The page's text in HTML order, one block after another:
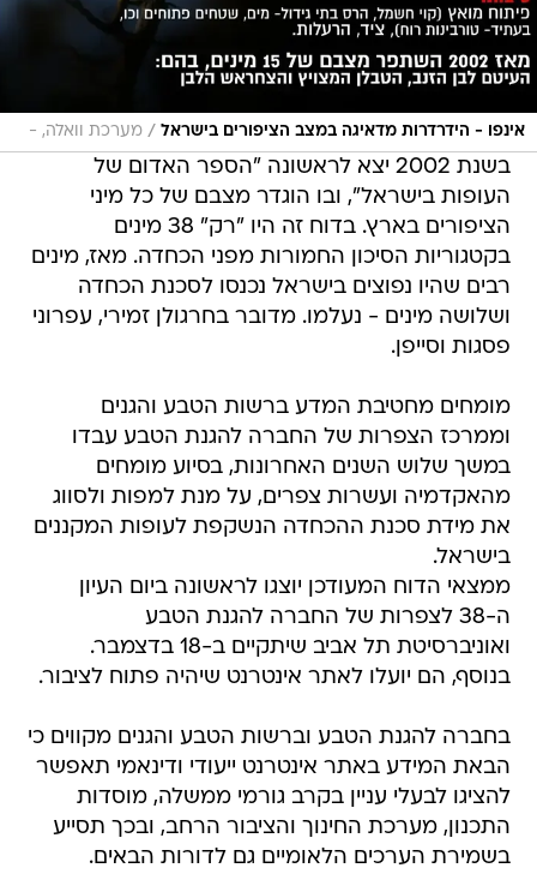
אינפו - הידרדרות מדאיגה במצב הציפורים בישראל
העופות בישראל", ובו הוגדר מצבם של כל מיני
הציפורים בארץ. בדוח זה היו "רק" 38 מינים
בקטגוריות הסיכון החמורות מפני הכחדה. מאז, מינים
רבים שהיו נפוצים בישראל נכנסו לסכנת הכחדה
ושלושה מינים - נעלמו. מדובר בחרגולן זמירי, עפרוני
פסגות וסייפן.
מומחים מחטיבת המדע ברשות הטבע והגנים
במשך שלוש השנים האחרונות, בסיוע מומחים
מהאקדמיה ועשרות צפרים, על מנת למפות ולסווג
את מידת סכנת ההכחדה הנשקפת לעופות המקננים
בישראל.
ממצאי הדוח המעודכן יוצגו לראשונה ביום העיון
ה-38 לצפרות של החברה להגנת הטבע
ואוניברסיטת תל אביב שיתקיים ב-18 בדצמבר.
בנוסף, הם יועלו לאתר אינטרנט שיהיה פתוח לציבור.
בחברה להגנת הטבע וברשות הטבע והגנים מקווים כי
להציגו לבעלי עניין בקרב גורמי ממשלה, מוסדות
התכנון, מערכת החינוך והציבור הרחב, ובכך תסייע
בשמירת הערכים הלאומיים גם לדורות הבאים.
לדבריהם, "שיטות ההערכה עוקבות אחרי ההמלצות
של ארגון שמירת הטבע הבינלאומי IUCN, ושוכללו